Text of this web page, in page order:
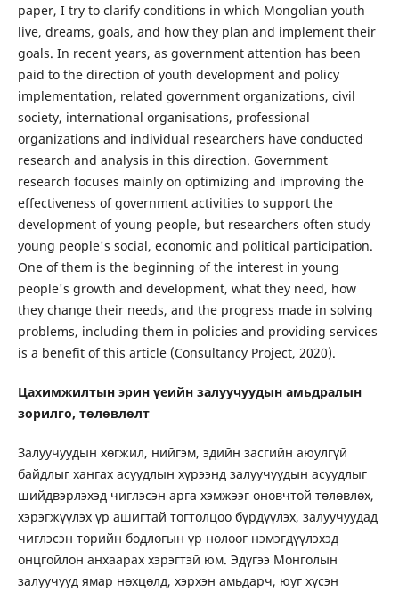
paper, I try to clarify conditions in which Mongolian youth
live, dreams, goals, and how they plan and implement their
goals. In recent years, as government attention has been
paid to the direction of youth development and policy
implementation, related government organizations, civil
society, international organisations, professional
organizations and individual researchers have conducted
research and analysis in this direction. Government
research focuses mainly on optimizing and improving the
effectiveness of government activities to support the
development of young people, but researchers often study
young people's social, economic and political participation.
One of them is the beginning of the interest in young
people's growth and development, what they need, how
they change their needs, and the progress made in solving
problems, including them in policies and providing services
is a benefit of this article (Consultancy Project, 2020).
Цахимжилтын эрин үеийн залуучуудын амьдралын
зорилго, төлөвлөлт
Залуучуудын хөгжил, нийгэм, эдийн засгийн аюулгүй
байдлыг хангах асуудлын хүрээнд залуучуудын асуудлыг
шийдвэрлэхэд чиглэсэн арга хэмжээг оновчтой төлөвлөх,
хэрэгжүүлэх үр ашигтай тогтолцоо бүрдүүлэх, залуучуудад
чиглэсэн төрийн бодлогын үр нөлөөг нэмэгдүүлэхэд
онцгойлон анхаарах хэрэгтэй юм. Эдүгээ Монголын
залуучууд ямар нөхцөлд, хэрхэн амьдарч, юуг хүсэн